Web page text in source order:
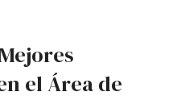
el Área de